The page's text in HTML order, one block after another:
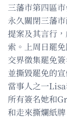
三藩市第四區
永久關閉三藩
提案及其言行
索。上周日罷
交界徵集罷免
並撕毀罷免的宣
當事人之一
所有簽名她和
和走來撕爛紙